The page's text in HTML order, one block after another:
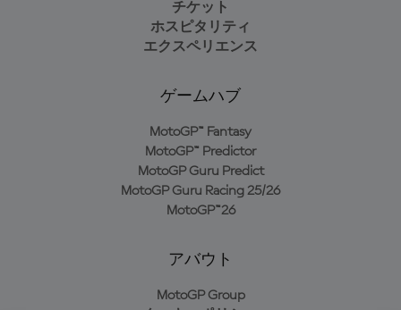
チケット
ホスピタリティ
エクスペリエンス
ゲームハブ
MotoGP™ Fantasy
MotoGP™ Predictor
MotoGP Guru Predict
MotoGP Guru Racing 25/26
MotoGP™26
アバウト
MotoGP Group